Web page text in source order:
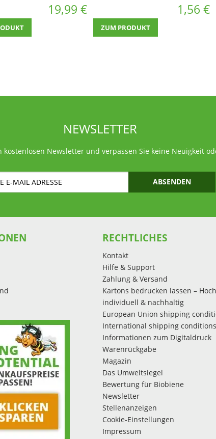
19,99 €
ZUM PRODUKT
1,56 €
NEWSLETTER
kostenlosen Newsletter und verpassen Sie keine Neuigkeit
ABSENDEN
RECHTLICHES
Kontakt
Hilfe & Support
Zahlung & Versand
Kartons bedrucken lassen –
individuell & nachhaltig
European Union shipping
International shipping conditions
Informationen zum Digitaldruck
Warenrückgabe
Magazin
Das Umweltsiegel
Bewertung für Biobiene
Newsletter
Stellenanzeigen
Cookie-Einstellungen
Impressum